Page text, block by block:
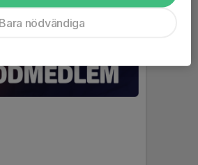
Bara nödvändiga